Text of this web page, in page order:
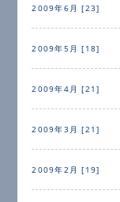
2009年6月 [23]
2009年5月 [18]
2009年4月 [21]
2009年3月 [21]
2009年2月 [19]